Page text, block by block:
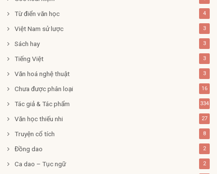
Từ điển văn học 4
Việt Nam sử lược 3
Sách hay 3
Tiếng Việt 3
Văn hoá nghệ thuật 3
Chưa được phân loại 16
Tác giả & Tác phẩm 334
Văn học thiếu nhi 27
Truyện cổ tích 8
Đồng dao 2
Ca dao – Tục ngữ 2